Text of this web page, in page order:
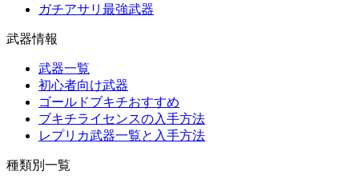
ガチアサリ最強武器
武器情報
武器一覧
初心者向け武器
ゴールドブキチおすすめ
ブキチライセンスの入手方法
レプリカ武器一覧と入手方法
種類別一覧